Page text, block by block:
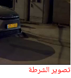
تصوير الشرطة